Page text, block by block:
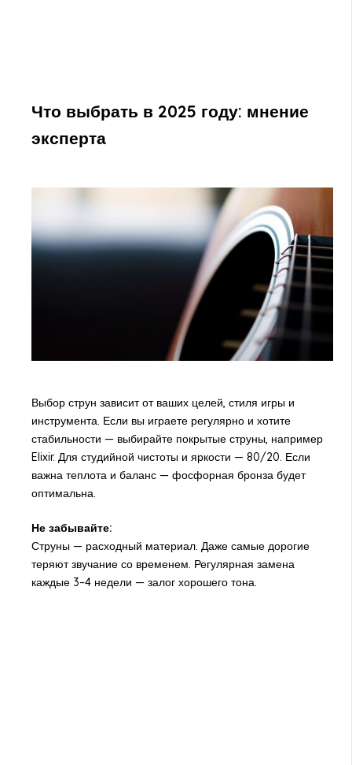
Что выбрать в 2025 году: мнение
эксперта
Выбор струн зависит от ваших целей, стиля игры и
инструмента. Если вы играете регулярно и хотите
стабильности — выбирайте покрытые струны, например
Elixir. Для студийной чистоты и яркости — 80/20. Если
важна теплота и баланс — фосфорная бронза будет
оптимальна.
Не забывайте:
Струны — расходный материал. Даже самые дорогие
теряют звучание со временем. Регулярная замена
каждые 3–4 недели — залог хорошего тона.